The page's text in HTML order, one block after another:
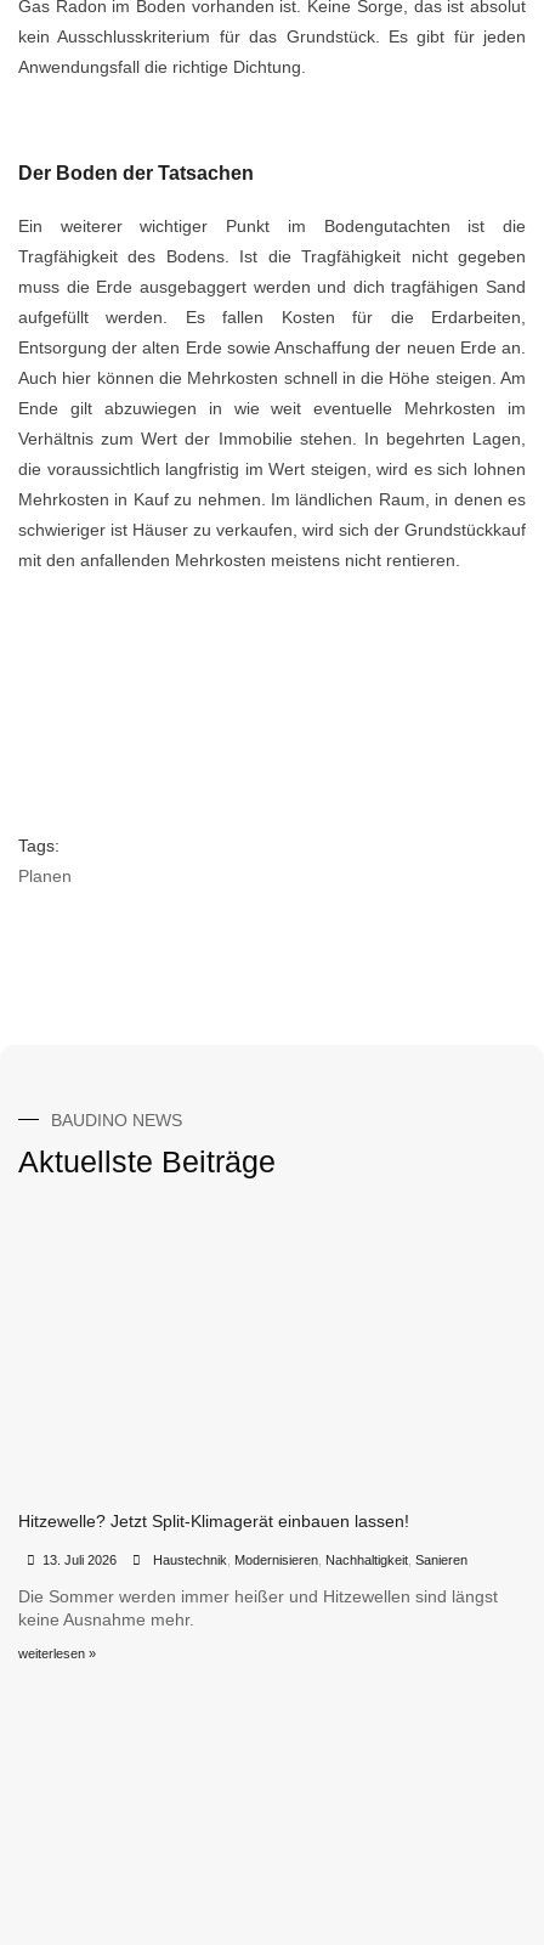
Gas Radon im Boden vorhanden ist. Keine Sorge, das ist absolut
kein Ausschlusskriterium für das Grundstück. Es gibt für jeden
Anwendungsfall die richtige Dichtung.
Der Boden der Tatsachen
Ein weiterer wichtiger Punkt im Bodengutachten ist die
Tragfähigkeit des Bodens. Ist die Tragfähigkeit nicht gegeben
muss die Erde ausgebaggert werden und dich tragfähigen Sand
aufgefüllt werden. Es fallen Kosten für die Erdarbeiten,
Entsorgung der alten Erde sowie Anschaffung der neuen Erde an.
Auch hier können die Mehrkosten schnell in die Höhe steigen. Am
Ende gilt abzuwiegen in wie weit eventuelle Mehrkosten im
Verhältnis zum Wert der Immobilie stehen. In begehrten Lagen,
die voraussichtlich langfristig im Wert steigen, wird es sich lohnen
Mehrkosten in Kauf zu nehmen. Im ländlichen Raum, in denen es
schwieriger ist Häuser zu verkaufen, wird sich der Grundstückkauf
mit den anfallenden Mehrkosten meistens nicht rentieren.
Tags:
Planen
BAUDINO NEWS
Aktuellste Beiträge
Hitzewelle? Jetzt Split-Klimagerät einbauen lassen!
13. Juli 2026 Haustechnik Modernisieren, Nachhaltigkeit, Sanieren
Die Sommer werden immer heißer und Hitzewellen sind längst
keine Ausnahme mehr.
weiterlesen »